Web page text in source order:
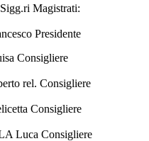
Magistrati:
Presidente
Consigliere
rel. Consigliere
Consigliere
Luca Consigliere